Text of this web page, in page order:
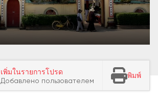
เพิ่มในรายการโปรด
Добавлено пользователем
พิมพ์